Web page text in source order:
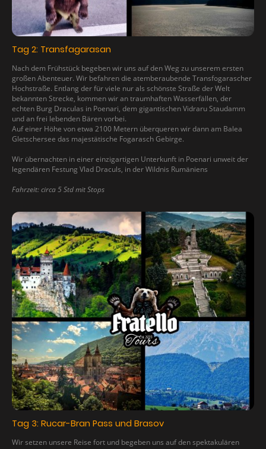
Tag 2: Transfagarasan
Nach dem Frühstück begeben wir uns auf den Weg zu unserem ersten
großen Abenteuer. Wir befahren die atemberaubende Transfogarascher
Hochstraße. Entlang der für viele nur als schönste Straße der Welt
bekannten Strecke, kommen wir an traumhaften Wasserfällen, der
echten Burg Draculas in Poenari, dem gigantischen Vidraru Staudamm
und an frei lebenden Bären vorbei.
Auf einer Höhe von etwa 2100 Metern überqueren wir dann am Balea
Gletschersee das majestätische Fogarasch Gebirge.
Wir übernachten in einer einzigartigen Unterkunft in Poenari unweit der
legendären Festung Vlad Draculs, in der Wildnis Rumäniens
Fahrzeit: circa 5 Std mit Stops
Tag 3: Rucar-Bran Pass und Brasov
Wir setzen unsere Reise fort und begeben uns auf den spektakulären